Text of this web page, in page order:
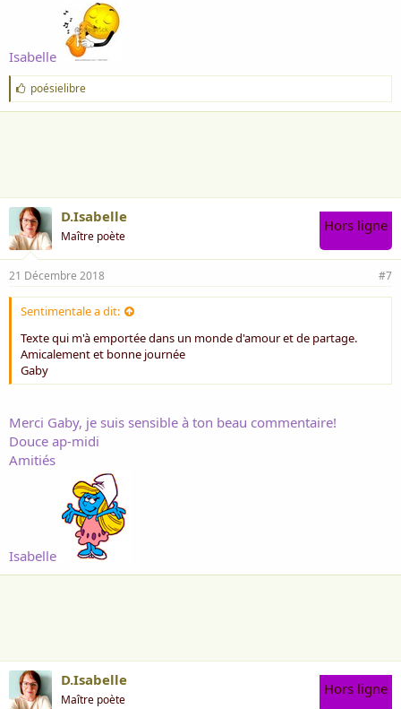
Isabelle
J
'
a
poésielibre
D.Isabelle
Maître poète
Hors ligne
21 Décembre 2018 #7
Sentimentale a dit:
Texte qui m'à emportée dans un monde d'amour et de partage.
Amicalement et bonne journée
Gaby
Merci Gaby, je suis sensible à ton beau commentaire!
Douce ap-midi
Amitiés
Isabelle
D.Isabelle
Maître poète
Hors ligne